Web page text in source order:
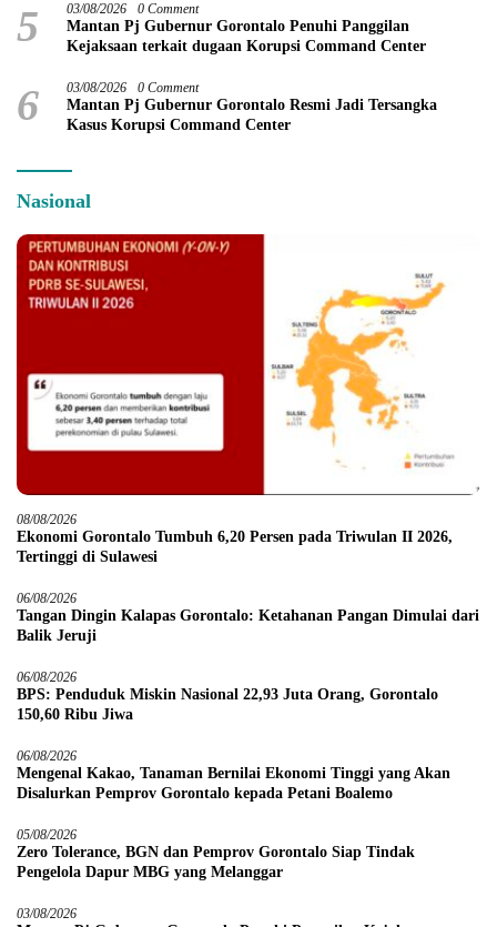
5 03/08/2026 0 Comment
Mantan Pj Gubernur Gorontalo Penuhi Panggilan
Kejaksaan terkait dugaan Korupsi Command Center
6 03/08/2026 0 Comment
Mantan Pj Gubernur Gorontalo Resmi Jadi Tersangka
Kasus Korupsi Command Center
Nasional
08/08/2026
Ekonomi Gorontalo Tumbuh 6,20 Persen pada Triwulan II 2026,
Tertinggi di Sulawesi
06/08/2026
Tangan Dingin Kalapas Gorontalo: Ketahanan Pangan Dimulai dari
Balik Jeruji
06/08/2026
BPS: Penduduk Miskin Nasional 22,93 Juta Orang, Gorontalo
150,60 Ribu Jiwa
06/08/2026
Mengenal Kakao, Tanaman Bernilai Ekonomi Tinggi yang Akan
Disalurkan Pemprov Gorontalo kepada Petani Boalemo
05/08/2026
Zero Tolerance, BGN dan Pemprov Gorontalo Siap Tindak
Pengelola Dapur MBG yang Melanggar
03/08/2026